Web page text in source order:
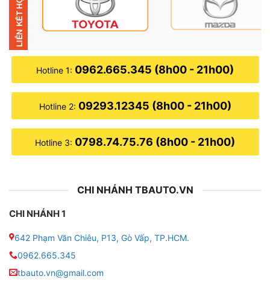
▶ Biến không gian cabin trở nên hiện đại, tiện nghi hơn
▶ Hỗ trợ nhiều tính năng thông minh như chỉ đường,
giải trí online, ra lệnh giọng nói
▶ Tăng tính an toàn khi lái xe với khả năng tích hợp
camera hành trình, camera lùi, cảm biến áp suất lốp,
Hotline 1: 0962.665.345 (8h00 - 21h00)
Hotline 2: 09293.12345 (8h00 - 21h00)
Hotline 3: 0798.74.75.76 (8h00 - 21h00)
CHI NHÁNH TBAUTO.VN
CHI NHÁNH 1
642 Phạm Văn Chiêu, P13, Gò Vấp, TP.HCM.
0962.665.345
tbauto.vn@gmail.com